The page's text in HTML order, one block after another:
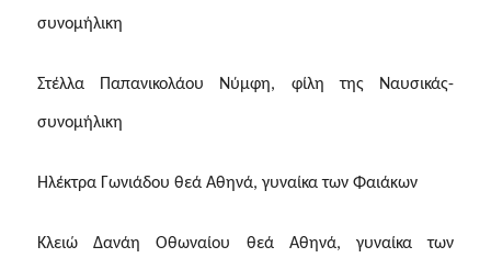
συνομήλικη
Στέλλα Παπανικολάου Νύμφη, φίλη της Ναυσικάς-
συνομήλικη
Ηλέκτρα Γωνιάδου θεά Αθηνά, γυναίκα των Φαιάκων
Κλειώ Δανάη Οθωναίου θεά Αθηνά, γυναίκα των